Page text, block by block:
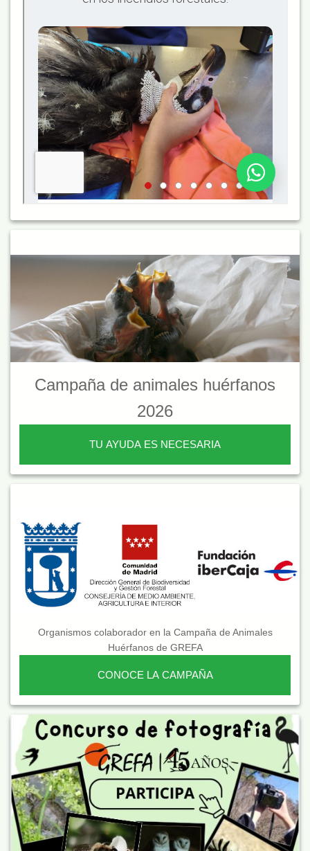
Campaña de animales huérfanos
2026
TU AYUDA ES NECESARIA
Organismos colaborador en la Campaña de Animales
Huérfanos de GREFA
CONOCE LA CAMPAÑA